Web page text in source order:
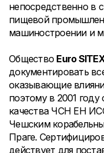
непосредственно в
пищевой
машиностроении и
Общество Euro
документировать
оказывающие
поэтому в 2001
качества ЧСН ЕН
Чешским
Праге.
действует для